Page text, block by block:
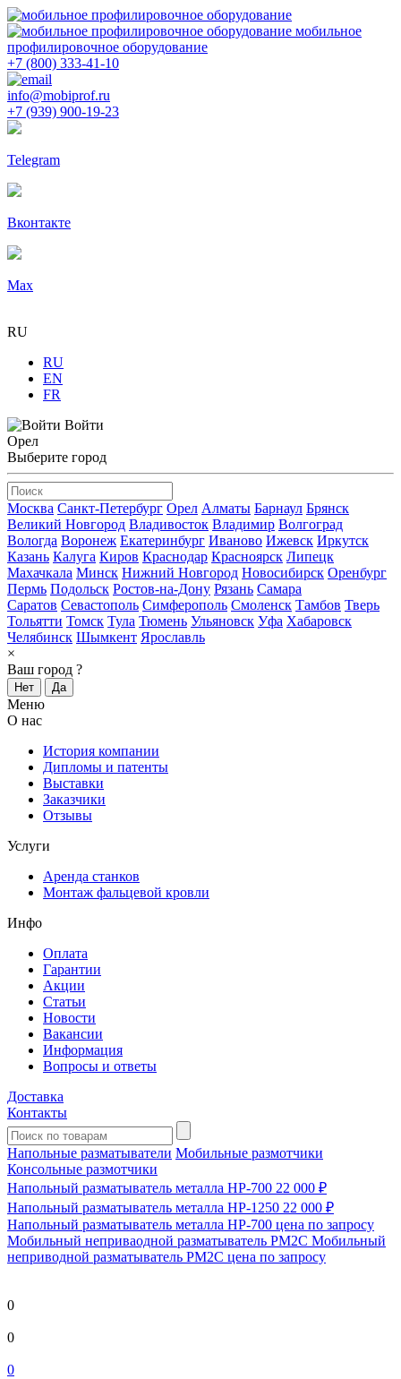
мобильное
профилировочное оборудование
+7 (800) 333-41-10
info@mobiprof.ru
+7 (939) 900-19-23
Telegram
Вконтакте
Max
RU
RU
EN
FR
Войти
Орел
Выберите город
Москва Санкт-Петербург Орел Алматы Барнаул Брянск
Великий Новгород Владивосток Владимир Волгоград
Вологда Воронеж Екатеринбург Иваново Ижевск Иркутск
Казань Калуга Киров Краснодар Красноярск Липецк
Махачкала Минск Нижний Новгород Новосибирск Оренбург
Пермь Подольск Ростов-на-Дону Рязань Самара
Саратов Севастополь Симферополь Смоленск Тамбов Тверь
Тольятти Томск Тула Тюмень Ульяновск Уфа Хабаровск
Челябинск Шымкент Ярославль
×
Ваш город ?
Нет Да
Меню
О нас
История компании
Дипломы и патенты
Выставки
Заказчики
Отзывы
Услуги
Аренда станков
Монтаж фальцевой кровли
Инфо
Оплата
Гарантии
Акции
Статьи
Новости
Вакансии
Информация
Вопросы и ответы
Доставка
Контакты
Напольные разматыватели Мобильные размотчики
Консольные размотчики
Напольный разматыватель металла HP-700 22 000 ₽
Напольный разматыватель металла HP-1250 22 000 ₽
Напольный разматыватель металла HP-700 цена по запросу
Мобильный непривaодной разматыватель РМ2С Мобильный
неприводной разматыватель РМ2С цена по запросу
0
0
0